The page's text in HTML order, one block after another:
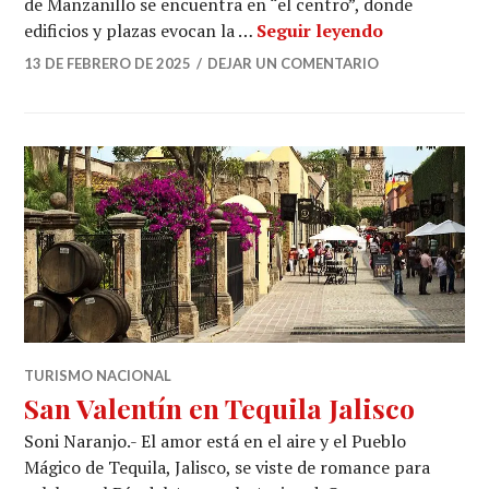
edificios y plazas evocan la … Seguir leyendoEste 14 de
13 DE FEBRERO DE 2025 DEJAR UN COMENTARIO
TURISMO NACIONAL
San Valentín en Tequila Jalisco
Soni Naranjo.- El amor está en el aire y el Pueblo
Mágico de Tequila, Jalisco, se viste de romance para